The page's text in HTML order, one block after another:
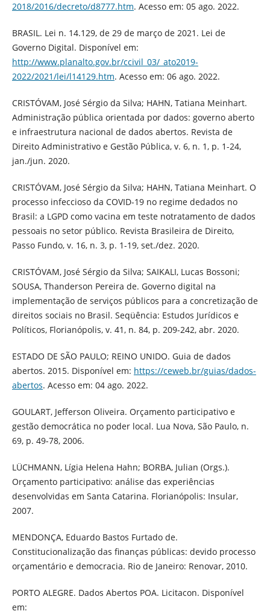
2018/2016/decreto/d8777.htm. Acesso em: 05 ago. 2022.
BRASIL. Lei n. 14.129, de 29 de março de 2021. Lei de
Governo Digital. Disponível em:
http://www.planalto.gov.br/ccivil_03/_ato2019-
2022/2021/lei/l14129.htm. Acesso em: 06 ago. 2022.
CRISTÓVAM, José Sérgio da Silva; HAHN, Tatiana Meinhart.
Administração pública orientada por dados: governo aberto
e infraestrutura nacional de dados abertos. Revista de
Direito Administrativo e Gestão Pública, v. 6, n. 1, p. 1-24,
jan./jun. 2020.
CRISTÓVAM, José Sérgio da Silva; HAHN, Tatiana Meinhart. O
processo infeccioso da COVID-19 no regime dedados no
Brasil: a LGPD como vacina em teste notratamento de dados
pessoais no setor público. Revista Brasileira de Direito,
Passo Fundo, v. 16, n. 3, p. 1-19, set./dez. 2020.
CRISTÓVAM, José Sérgio da Silva; SAIKALI, Lucas Bossoni;
SOUSA, Thanderson Pereira de. Governo digital na
implementação de serviços públicos para a concretização de
direitos sociais no Brasil. Seqüência: Estudos Jurídicos e
Políticos, Florianópolis, v. 41, n. 84, p. 209-242, abr. 2020.
ESTADO DE SÃO PAULO; REINO UNIDO. Guia de dados
abertos. 2015. Disponível em: https://ceweb.br/guias/dados-
abertos. Acesso em: 04 ago. 2022.
GOULART, Jefferson Oliveira. Orçamento participativo e
gestão democrática no poder local. Lua Nova, São Paulo, n.
69, p. 49-78, 2006.
LÜCHMANN, Lígia Helena Hahn; BORBA, Julian (Orgs.).
Orçamento participativo: análise das experiências
desenvolvidas em Santa Catarina. Florianópolis: Insular,
2007.
MENDONÇA, Eduardo Bastos Furtado de.
Constitucionalização das finanças públicas: devido processo
orçamentário e democracia. Rio de Janeiro: Renovar, 2010.
PORTO ALEGRE. Dados Abertos POA. Licitacon. Disponível
em: